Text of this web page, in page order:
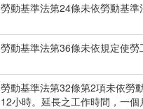
勞動基準法第24條未依勞動基
勞動基準法第36條未依規定使
勞動基準法第32條第2項未依勞
12小時。延長之工作時間，一